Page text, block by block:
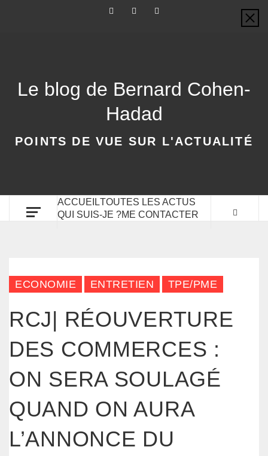
Le blog de Bernard Cohen-
Hadad
POINTS DE VUE SUR L'ACTUALITÉ
ACCUEILTOUTES LES ACTUS
QUI SUIS-JE ?ME CONTACTER
ECONOMIE ENTRETIEN TPE/PME
RCJ| RÉOUVERTURE
DES COMMERCES :
ON SERA SOULAGÉ
QUAND ON AURA
L’ANNONCE DU